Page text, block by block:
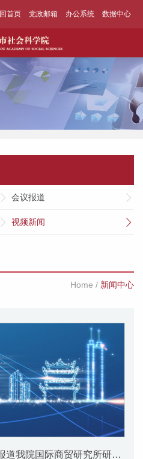
首页 党政邮箱 办公系统 数据中心
会议报道
视频新闻
Home / 新闻中心
2月23日《广州电视台》报道我院国际商贸研究所研究员揭昊的视频采访